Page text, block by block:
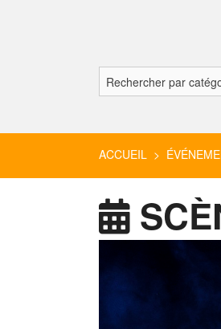
ACCUEIL >